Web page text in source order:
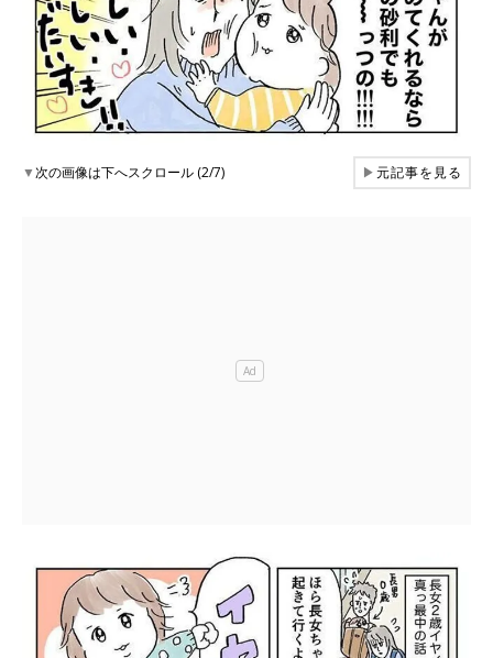
▼次の画像は下へスクロール (2/7) ▶元記事を見る